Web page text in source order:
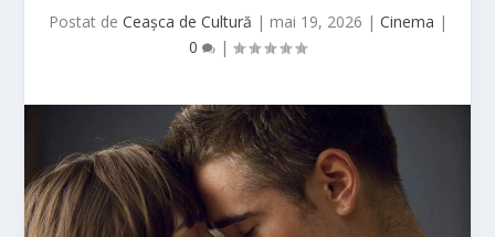
Postat de Ceașca de Cultură | mai 19, 2026 | Cinema |
0
|